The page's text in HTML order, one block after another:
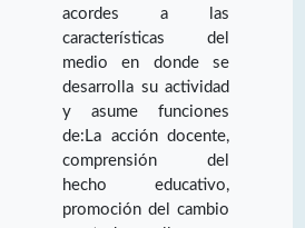
acordes a las
características del
medio en donde se
desarrolla su actividad
y asume funciones
de:La acción docente,
comprensión del
hecho educativo,
promoción del cambio